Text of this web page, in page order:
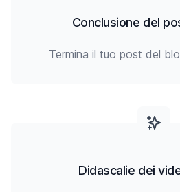
Conclusione del
Termina il tuo post del
Didascalie dei